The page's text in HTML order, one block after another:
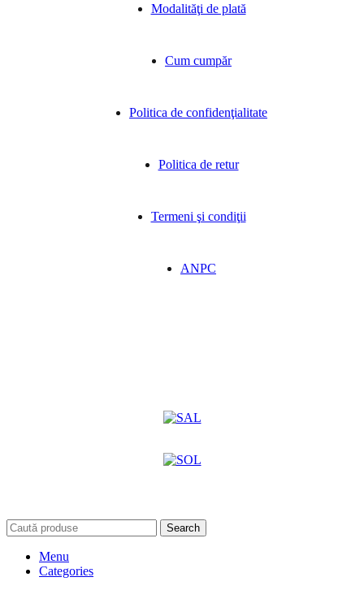
Modalităţi de plată
Cum cumpăr
Politica de confidenţialitate
Politica de retur
Termeni şi condiţii
ANPC
Search
Menu
Categories